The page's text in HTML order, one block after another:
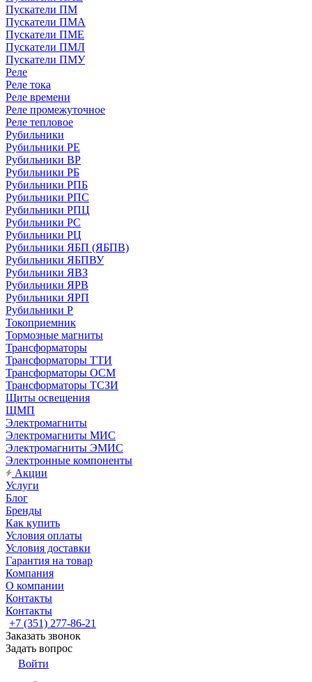
Пускатели ПМ
Пускатели ПМА
Пускатели ПМЕ
Пускатели ПМЛ
Пускатели ПМУ
Реле
Реле тока
Реле времени
Реле промежуточное
Реле тепловое
Рубильники
Рубильники РЕ
Рубильники ВР
Рубильники РБ
Рубильники РПБ
Рубильники РПС
Рубильники РПЦ
Рубильники РС
Рубильники РЦ
Рубильники ЯБП (ЯБПВ)
Рубильники ЯБПВУ
Рубильники ЯВЗ
Рубильники ЯРВ
Рубильники ЯРП
Рубильники Р
Токоприемник
Тормозные магниты
Трансформаторы
Трансформаторы ТТИ
Трансформаторы ОСМ
Трансформаторы ТСЗИ
Щиты освещения
ЩМП
Электромагниты
Электромагниты МИС
Электромагниты ЭМИС
Электронные компоненты
Акции
Услуги
Блог
Бренды
Как купить
Условия оплаты
Условия доставки
Гарантия на товар
Компания
О компании
Контакты
Контакты
+7 (351) 277-86-21
Заказать звонок
Задать вопрос
Войти